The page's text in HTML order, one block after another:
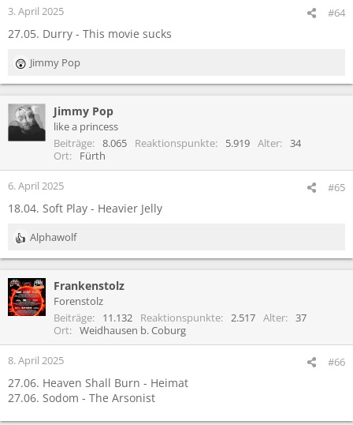
:
3. April 2025 #64
27.05. Durry - This movie sucks
R
e
k
t
i
n
:
Jimmy Pop
Jimmy Pop
like a princess
Beiträge
8.065 Reaktionspunkte 5.919 Alter
34
Ort
Fürth
6. April 2025 #65
18.04. Soft Play - Heavier Jelly
R
e
k
t
i
n
:
Alphawolf
Frankenstolz
Forenstolz
Beiträge
11.132 Reaktionspunkte 2.517 Alter
37
Ort
Weidhausen b. Coburg
8. April 2025 #66
27.06. Heaven Shall Burn - Heimat
27.06. Sodom - The Arsonist